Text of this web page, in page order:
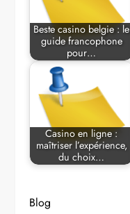
Beste casino belgie : le
guide francophone
pour…
Casino en ligne :
maîtriser l’expérience,
du choix…
Blog